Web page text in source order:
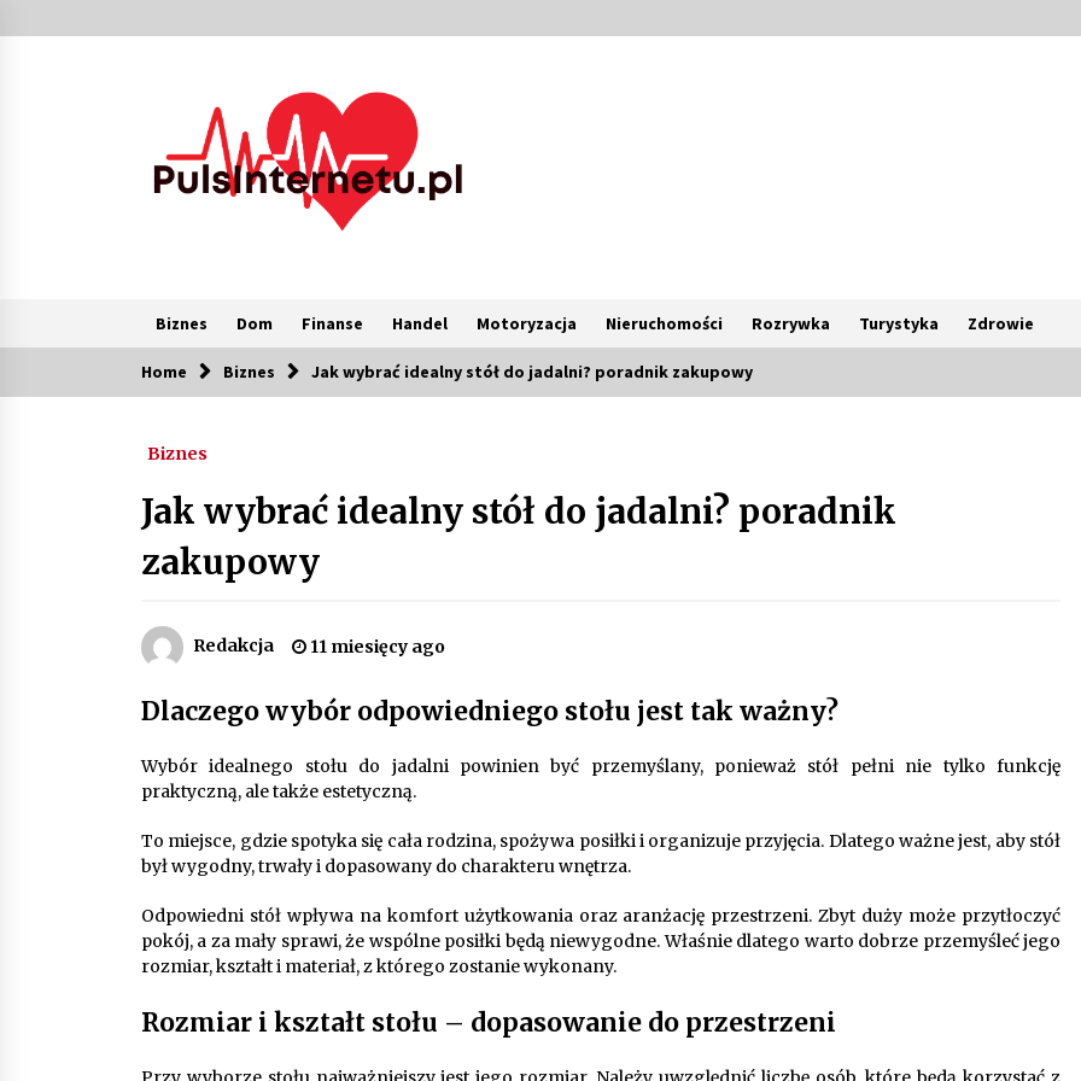
to
Biznes Dom Finanse Handel Motoryzacja Nieruchomości Rozrywka Turystyka Zdrowie
Popularne
2 miesiące ago
korzyści z cyfryzacji kadr
4 miesiące ago
Piece do pizzy – jak wybrać między
zwrotnych – oszczędność czasu
dzięki recom system
9 miesięcy ago
przyswajać nowy język?
Jak wybrać idealny stół do jadalni?
11 miesięcy ago
potrzeb różnych branż
Home Biznes Jak wybrać idealny stół do jadalni? poradnik zakupowy
Biznes
Jak wybrać idealny stół do jadalni? poradnik
zakupowy
Redakcja 11 miesięcy ago
Dlaczego wybór odpowiedniego stołu jest tak ważny?
Wybór idealnego stołu do jadalni powinien być przemyślany, ponieważ stół pełni nie tylko funkcję
praktyczną, ale także estetyczną.
To miejsce, gdzie spotyka się cała rodzina, spożywa posiłki i organizuje przyjęcia. Dlatego ważne jest, aby stół
był wygodny, trwały i dopasowany do charakteru wnętrza.
Odpowiedni stół wpływa na komfort użytkowania oraz aranżację przestrzeni. Zbyt duży może przytłoczyć
pokój, a za mały sprawi, że wspólne posiłki będą niewygodne. Właśnie dlatego warto dobrze przemyśleć jego
rozmiar, kształt i materiał, z którego zostanie wykonany.
Rozmiar i kształt stołu – dopasowanie do przestrzeni